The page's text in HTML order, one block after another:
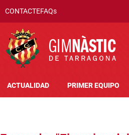
CONTACTEFAQs
ACTUALIDAD PRIMER EQUIPO